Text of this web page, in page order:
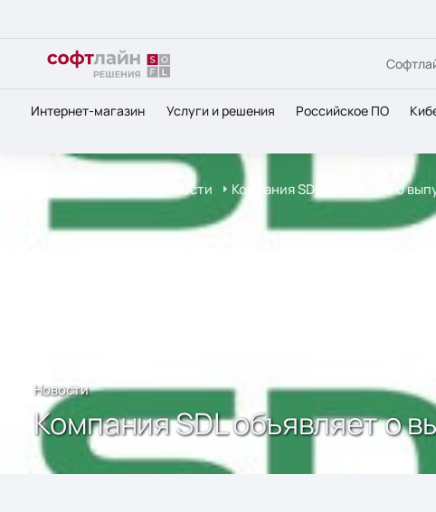
Интернет-магазин Услуги и решения Российское ПО
Новости Компания SDL объявляет о
Новости
Компания SDL объявляет о